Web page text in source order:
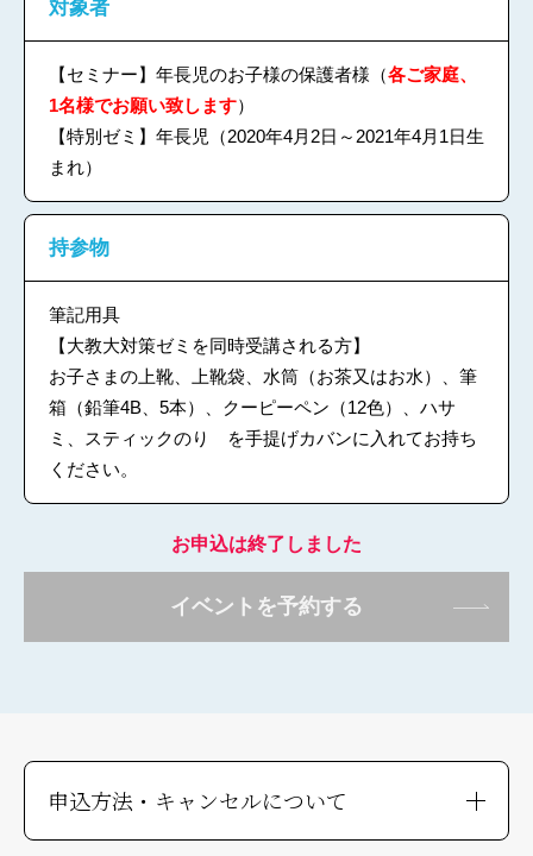
対象者
【セミナー】年長児のお子様の保護者様 （各ご家庭、
1名様でお願い致します）
【特別ゼミ】年長児（2020年4月2日～2021年4月1日生
まれ）
持参物
筆記用具
【大教大対策ゼミを同時受講される方】
お子さまの上靴、上靴袋、水筒（お茶又はお水）、筆
箱（鉛筆4B、5本）、クーピーペン（12色）、ハサ
ミ、スティックのり を手提げカバンに入れてお持ち
ください。
お申込は終了しました
イベントを予約する
申込方法・キャンセルについて